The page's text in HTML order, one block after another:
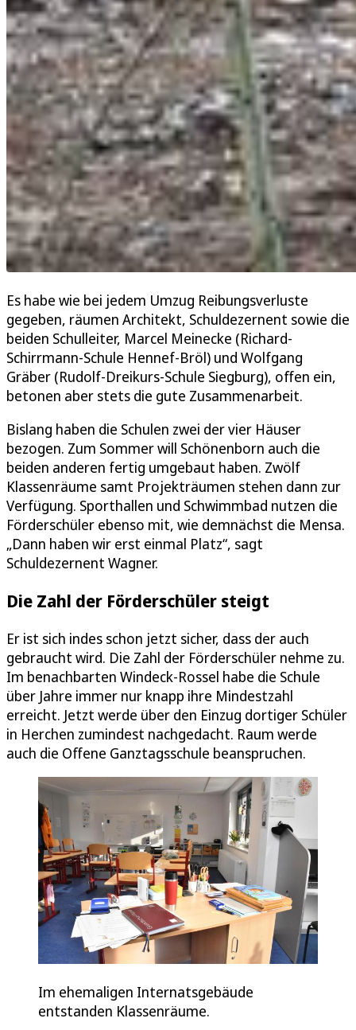
Es habe wie bei jedem Umzug Reibungsverluste
gegeben, räumen Architekt, Schuldezernent sowie die
beiden Schulleiter, Marcel Meinecke (Richard-
Schirrmann-Schule Hennef-Bröl) und Wolfgang
Gräber (Rudolf-Dreikurs-Schule Siegburg), offen ein,
betonen aber stets die gute Zusammenarbeit.
Bislang haben die Schulen zwei der vier Häuser
bezogen. Zum Sommer will Schönenborn auch die
beiden anderen fertig umgebaut haben. Zwölf
Klassenräume samt Projekträumen stehen dann zur
Verfügung. Sporthallen und Schwimmbad nutzen die
Förderschüler ebenso mit, wie demnächst die Mensa.
„Dann haben wir erst einmal Platz“, sagt
Schuldezernent Wagner.
Die Zahl der Förderschüler steigt
Er ist sich indes schon jetzt sicher, dass der auch
gebraucht wird. Die Zahl der Förderschüler nehme zu.
Im benachbarten Windeck-Rossel habe die Schule
über Jahre immer nur knapp ihre Mindestzahl
erreicht. Jetzt werde über den Einzug dortiger Schüler
in Herchen zumindest nachgedacht. Raum werde
auch die Offene Ganztagsschule beanspruchen.
Im ehemaligen Internatsgebäude
entstanden Klassenräume.